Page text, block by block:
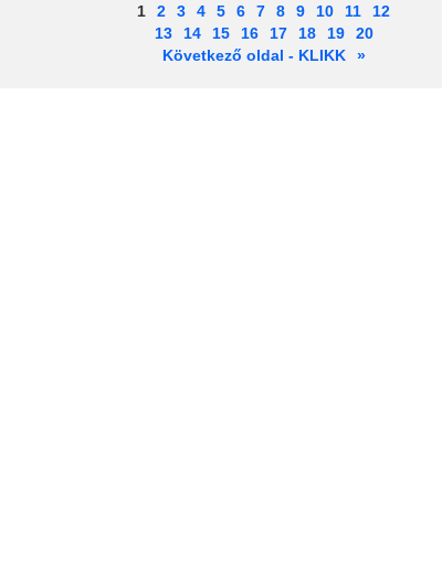
1 2 3 4 5 6 7 8 9 10 11
12
13
14 15 16 17 18 19
20
Következő oldal - KLIKK
»